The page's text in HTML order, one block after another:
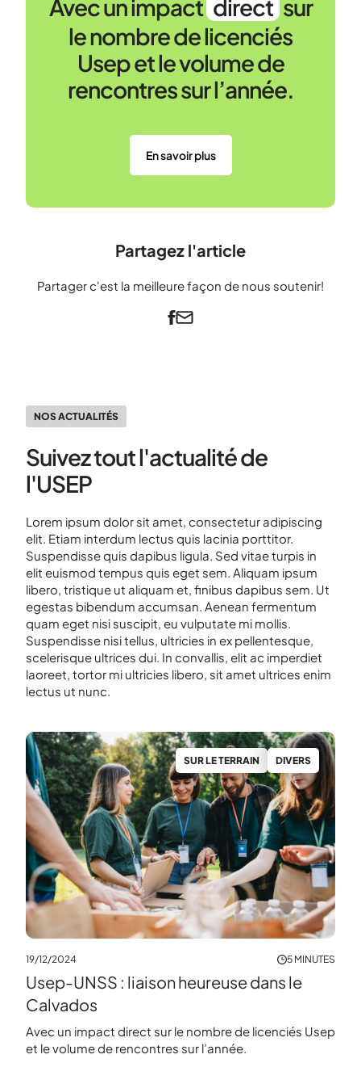
Avec un impact direct sur
le nombre de licenciés
Usep et le volume de
rencontres sur l’année.
En savoir plus
Partagez l'article
Partager c'est la meilleure façon de nous soutenir!
NOS ACTUALITÉS
Suivez tout l'actualité de
l'USEP
Lorem ipsum dolor sit amet, consectetur adipiscing
elit. Etiam interdum lectus quis lacinia porttitor.
Suspendisse quis dapibus ligula. Sed vitae turpis in
elit euismod tempus quis eget sem. Aliquam ipsum
libero, tristique ut aliquam et, finibus dapibus sem. Ut
egestas bibendum accumsan. Aenean fermentum
quam eget nisi suscipit, eu vulputate mi mollis.
Suspendisse nisi tellus, ultricies in ex pellentesque,
scelerisque ultrices dui. In convallis, elit ac imperdiet
laoreet, tortor mi ultricies libero, sit amet ultrices enim
lectus ut nunc.
SUR LE TERRAIN DIVERS
19/12/2024 5 MINUTES
Usep-UNSS : liaison heureuse dans le
Calvados
Avec un impact direct sur le nombre de licenciés Usep
et le volume de rencontres sur l’année.